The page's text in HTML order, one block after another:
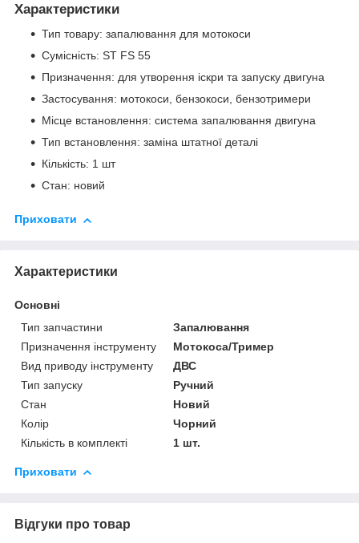
Характеристики
Тип товару: запалювання для мотокоси
Сумісність: ST FS 55
Призначення: для утворення іскри та запуску двигуна
Застосування: мотокоси, бензокоси, бензотримери
Місце встановлення: система запалювання двигуна
Тип встановлення: заміна штатної деталі
Кількість: 1 шт
Стан: новий
Приховати
Характеристики
Основні
Тип запчастини
Запалювання
Призначення інструменту
Мотокоса/Тример
Вид приводу інструменту
ДВС
Тип запуску
Ручний
Стан
Новий
Колір
Чорний
Кількість в комплекті
1 шт.
Приховати
Відгуки про товар